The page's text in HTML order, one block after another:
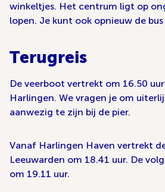
winkeltjes. Het centrum ligt op
lopen. Je kunt ook opnieuw de
Terugreis
De veerboot vertrekt om 16.50
Harlingen. We vragen je om
aanwezig te zijn bij de pier.
Vanaf Harlingen Haven vertrekt
Leeuwarden om 18.41 uur. De
om 19.11 uur.